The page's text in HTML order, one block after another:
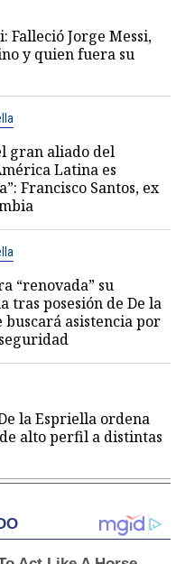
Falleció Jorge Messi,
y quien fuera su
gran aliado del
Latina es
Francisco Santos, ex
“renovada” su
tras posesión de De la
asistencia por
la Espriella ordena
alto perfil a distintas